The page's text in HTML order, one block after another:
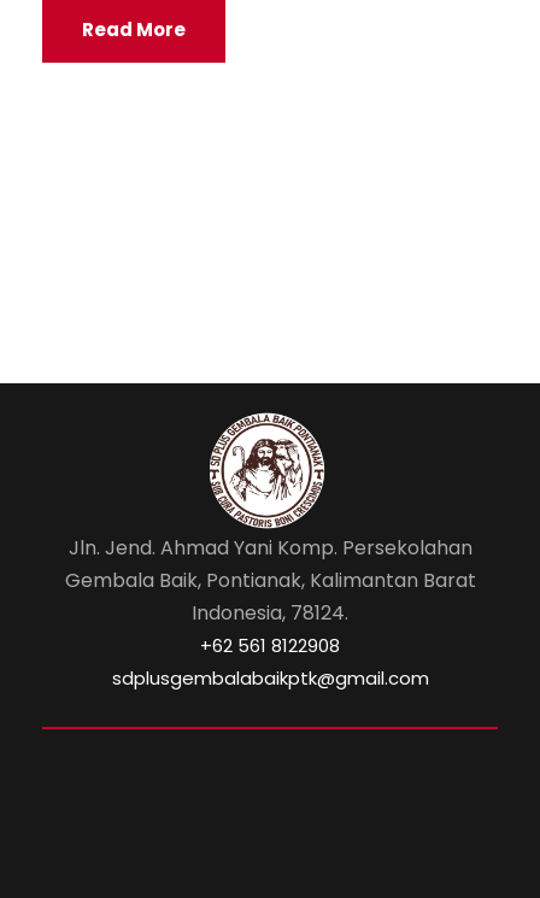
Read More
Jln. Jend. Ahmad Yani Komp. Persekolahan
Gembala Baik, Pontianak, Kalimantan Barat
Indonesia, 78124.
‎+62 561 8122908
sdplusgembalabaikptk@gmail.com